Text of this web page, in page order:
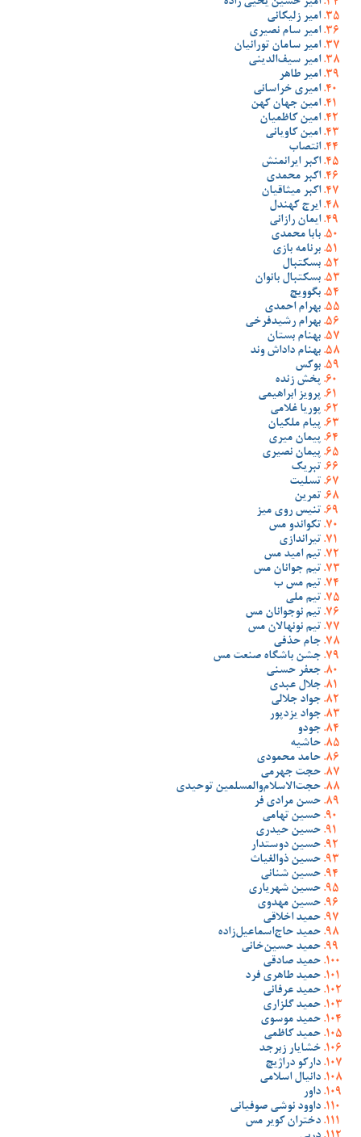
امیر حسین یحیی زاده
امیر زلیکانی
امیر سام نصیری
امیر سامان تورانیان
امیر سیف‌الدینی
امیر طاهر
امیری خراسانی
امین جهان کهن
امین کاظمیان
امین کاویانی
انتصاب
اکبر ایرانمنش
اکبر محمدی
اکبر میثاقیان
ایرج کهندل
ایمان رازانی
بابا محمدی
برنامه بازی
بسکتبال
بسکتبال بانوان
بگوویچ
بهرام احمدی
بهرام رشیدفرخی
بهنام بستان
بهنام داداش وند
بوکس
پخش زنده
پرویز ابراهیمی
پوریا غلامی
پیام ملکیان
پیمان میری
پیمان نصیری
تبریک
تسلیت
تمرین
تنیس روی میز
تکواندو مس
تیراندازی
تیم امید مس
تیم جوانان مس
تیم مس ب
تیم ملی
تیم نوجوانان مس
تیم نونهالان مس
جام حذفی
جشن باشگاه صنعت مس
جعفر حسنی
جلال عبدی
جواد جلالی
جواد یزدپور
جودو
حاشیه
حامد محمودی
حجت جهرمی
حجت‌الاسلام‌والمسلمین توحیدی
حسن مرادی فر
حسین تهامی
حسین حیدری
حسین دوستدار
حسین ذوالغیاث
حسین شنانی
حسین شهریاری
حسین مهدوی
حمید اخلاقی
حمید حاج‌اسماعیل‌زاده
حمید حسین‌خانی
حمید صادقی
حمید طاهری فرد
حمید عرفانی
حمید گلزاری
حمید موسوی
حمید کاظمی
خشایار زبرجد
دارکو دراژیچ
دانیال اسلامی
داور
داوود نوشی صوفیانی
دختران کویر مس